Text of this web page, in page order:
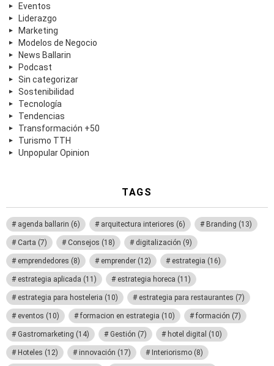
Eventos
Liderazgo
Marketing
Modelos de Negocio
News Ballarin
Podcast
Sin categorizar
Sostenibilidad
Tecnología
Tendencias
Transformación +50
Turismo TTH
Unpopular Opinion
TAGS
agenda ballarin (6) arquitectura interiores (6) Branding (13)
Carta (7) Consejos (18) digitalización (9)
emprendedores (8) emprender (12) estrategia (16)
estrategia aplicada (11) estrategia horeca (11)
estrategia para hosteleria (10) estrategia para restaurantes (7)
eventos (10) formacion en estrategia (10) formación (7)
Gastromarketing (14) Gestión (7) hotel digital (10)
Hoteles (12) innovación (17) Interiorismo (8)